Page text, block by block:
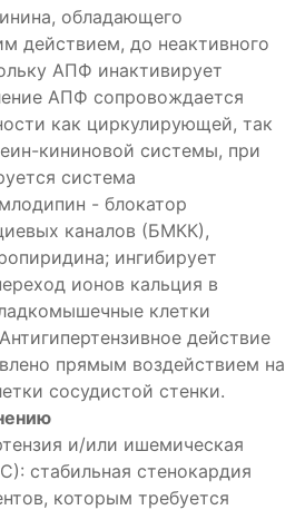
обладающего
действием, до неактивного
АПФ инактивирует
АПФ сопровождается
как циркулирующей, так
кининовой системы, при
система
- блокатор
каналов (БМКК),
ингибирует
ионов кальция в
клетки
действие
прямым воздействием на
сосудистой стенки.
и/или ишемическая
стабильная стенокардия
которым требуется